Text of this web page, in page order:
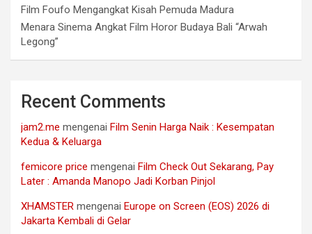
Film Foufo Mengangkat Kisah Pemuda Madura
Menara Sinema Angkat Film Horor Budaya Bali “Arwah
Legong”
Recent Comments
jam2.me mengenai Film Senin Harga Naik : Kesempatan
Kedua & Keluarga
femicore price mengenai Film Check Out Sekarang, Pay
Later : Amanda Manopo Jadi Korban Pinjol
XHAMSTER mengenai Europe on Screen (EOS) 2026 di
Jakarta Kembali di Gelar